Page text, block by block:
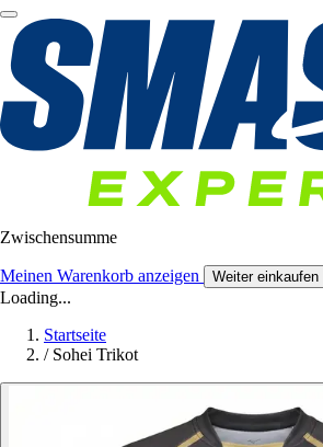
Zwischensumme
Meinen Warenkorb anzeigen Weiter einkaufen
Loading...
Startseite
/ Sohei Trikot